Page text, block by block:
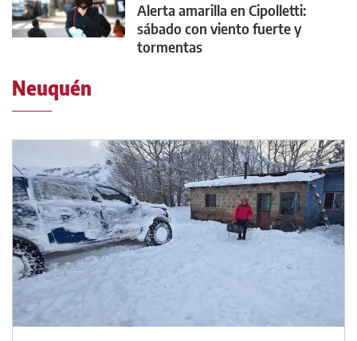
Alerta amarilla en Cipolletti:
sábado con viento fuerte y
tormentas
Neuquén